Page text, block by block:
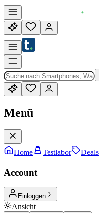
Menü
Home Testlabor Deals
Account
Einloggen
Ansicht